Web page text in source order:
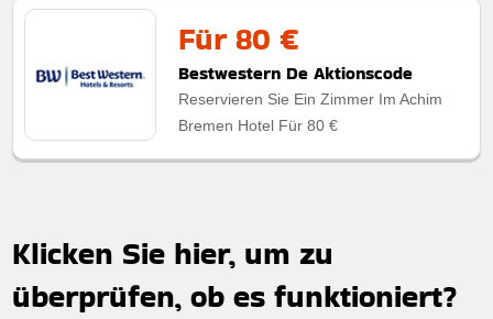
Für 80 €
Bestwestern De Aktionscode
Reservieren Sie Ein Zimmer Im Achim
Bremen Hotel Für 80 €
Klicken Sie hier, um zu
überprüfen, ob es funktioniert?